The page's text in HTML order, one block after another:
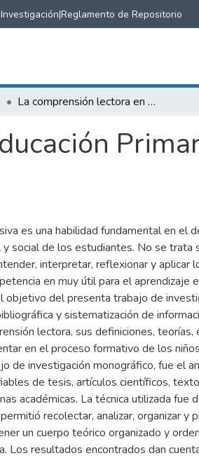
|Reglamento de Repositorio
La comprensión lectora en Educación Primaria Intercultural Bilingüe.
es una habilidad fundamental en el
y social de los estudiantes. No se trata
interpretar, reflexionar y aplicar
en muy útil para el aprendizaje
objetivo del presenta trabajo de
y sistematización de
lectora, sus definiciones, teorías,
en el proceso formativo de los
de investigación monográfico, fue el
de tesis, artículos científicos,
académicas. La técnica utilizada fue
recolectar, analizar, organizar y
un cuerpo teórico organizado y
Los resultados encontrados dan